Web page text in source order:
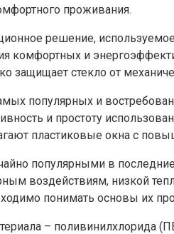
проживания.
решение,
комфортных и
защищает стекло от
популярных и
и простоту
пластиковые окна с
популярными в
воздействиям, низкой
понимать основы их
– поливинилхлорида